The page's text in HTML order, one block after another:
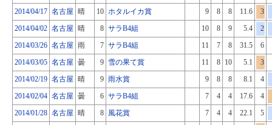
2014/04/17 名古屋 晴 10 ホタルイカ賞 9 8 8 11.6
3
2014/04/02 名古屋 晴 8 サラB4組 10 8 9 5.4
2
2014/03/26 名古屋 雨 7 サラB4組 11 7 8 31.5
6
2014/03/05 名古屋 曇 9 雪の果て賞 11 8 10 5.1
3
2014/02/19 名古屋 晴 9 雨水賞 9 8 8 8.1
4
2014/02/04 名古屋 曇 6 サラB4組 7 4 4 17.6
4
2014/01/28 名古屋 晴 8 風花賞 7 4 4 22.1
5